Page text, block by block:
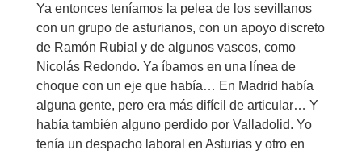
Ya entonces teníamos la pelea de los sevillanos
con un grupo de asturianos, con un apoyo discreto
de Ramón Rubial y de algunos vascos, como
Nicolás Redondo. Ya íbamos en una línea de
choque con un eje que había… En Madrid había
alguna gente, pero era más difícil de articular… Y
había también alguno perdido por Valladolid. Yo
tenía un despacho laboral en Asturias y otro en